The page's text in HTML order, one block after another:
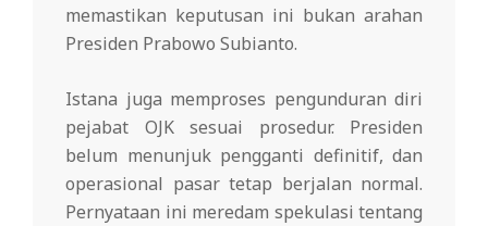
memastikan keputusan ini bukan arahan
Presiden Prabowo Subianto.
Istana juga memproses pengunduran diri
pejabat OJK sesuai prosedur. Presiden
belum menunjuk pengganti definitif, dan
operasional pasar tetap berjalan normal.
Pernyataan ini meredam spekulasi tentang